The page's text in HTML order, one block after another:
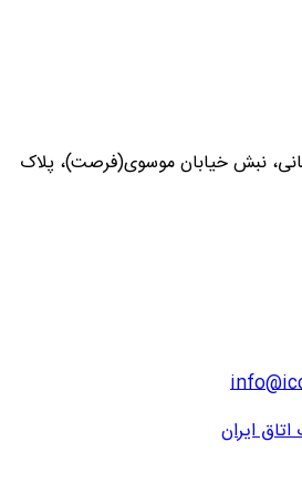
نبش خیابان موسوی(فرصت)، پلاک
ایران